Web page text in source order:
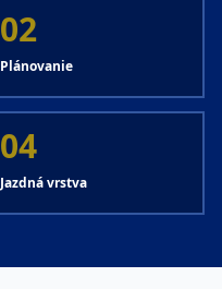
02
Plánovanie
04
Jazdná vrstva